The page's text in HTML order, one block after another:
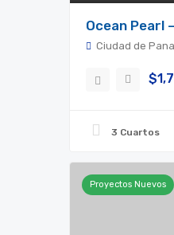
Ocean Pearl
Ciudad de
3 Cuartos
Proyectos Nuevos